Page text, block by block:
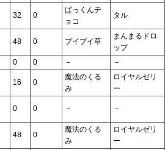
32 0
ぱっくんチ
ョコ
タル
48 0 プイプイ草
まんまるドロ
ップ
0 0 － －
16 0
魔法のくる
み
ロイヤルゼリ
ー
0 0 － －
48 0
魔法のくる
み
ロイヤルゼリ
ー